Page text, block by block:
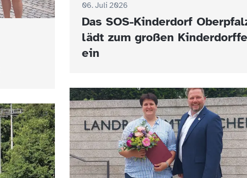
06. Juli 2026
Das SOS-Kinderdorf
lädt zum großen
ein